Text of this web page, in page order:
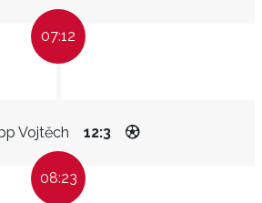
07:12
Vojtěch 12:3
08:23